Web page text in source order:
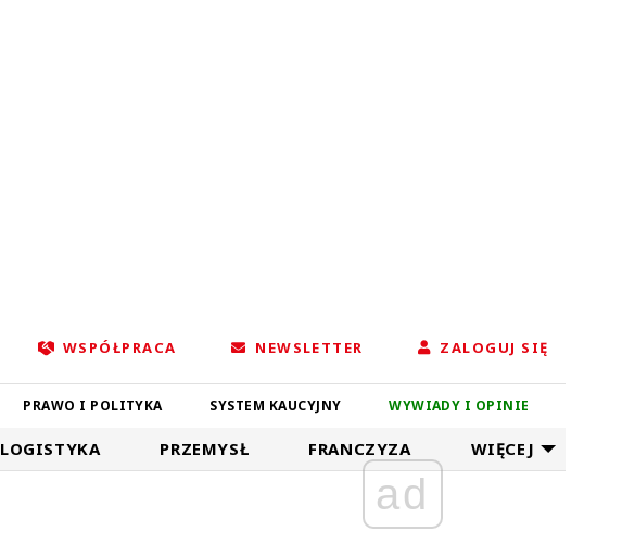
WSPÓŁPRACA NEWSLETTER ZALOGUJ SIĘ
PRAWO I POLITYKA SYSTEM KAUCYJNY WYWIADY I OPINIE
LOGISTYKA PRZEMYSŁ FRANCZYZA WIĘCEJ
ad